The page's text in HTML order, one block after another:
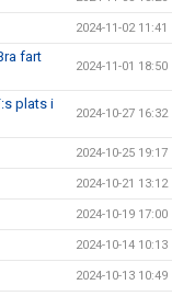
2024-11-02 11:41
fart
2024-11-01 18:50
plats i
2024-10-27 16:32
2024-10-25 19:17
2024-10-21 13:12
2024-10-19 17:00
2024-10-14 10:13
2024-10-13 10:49